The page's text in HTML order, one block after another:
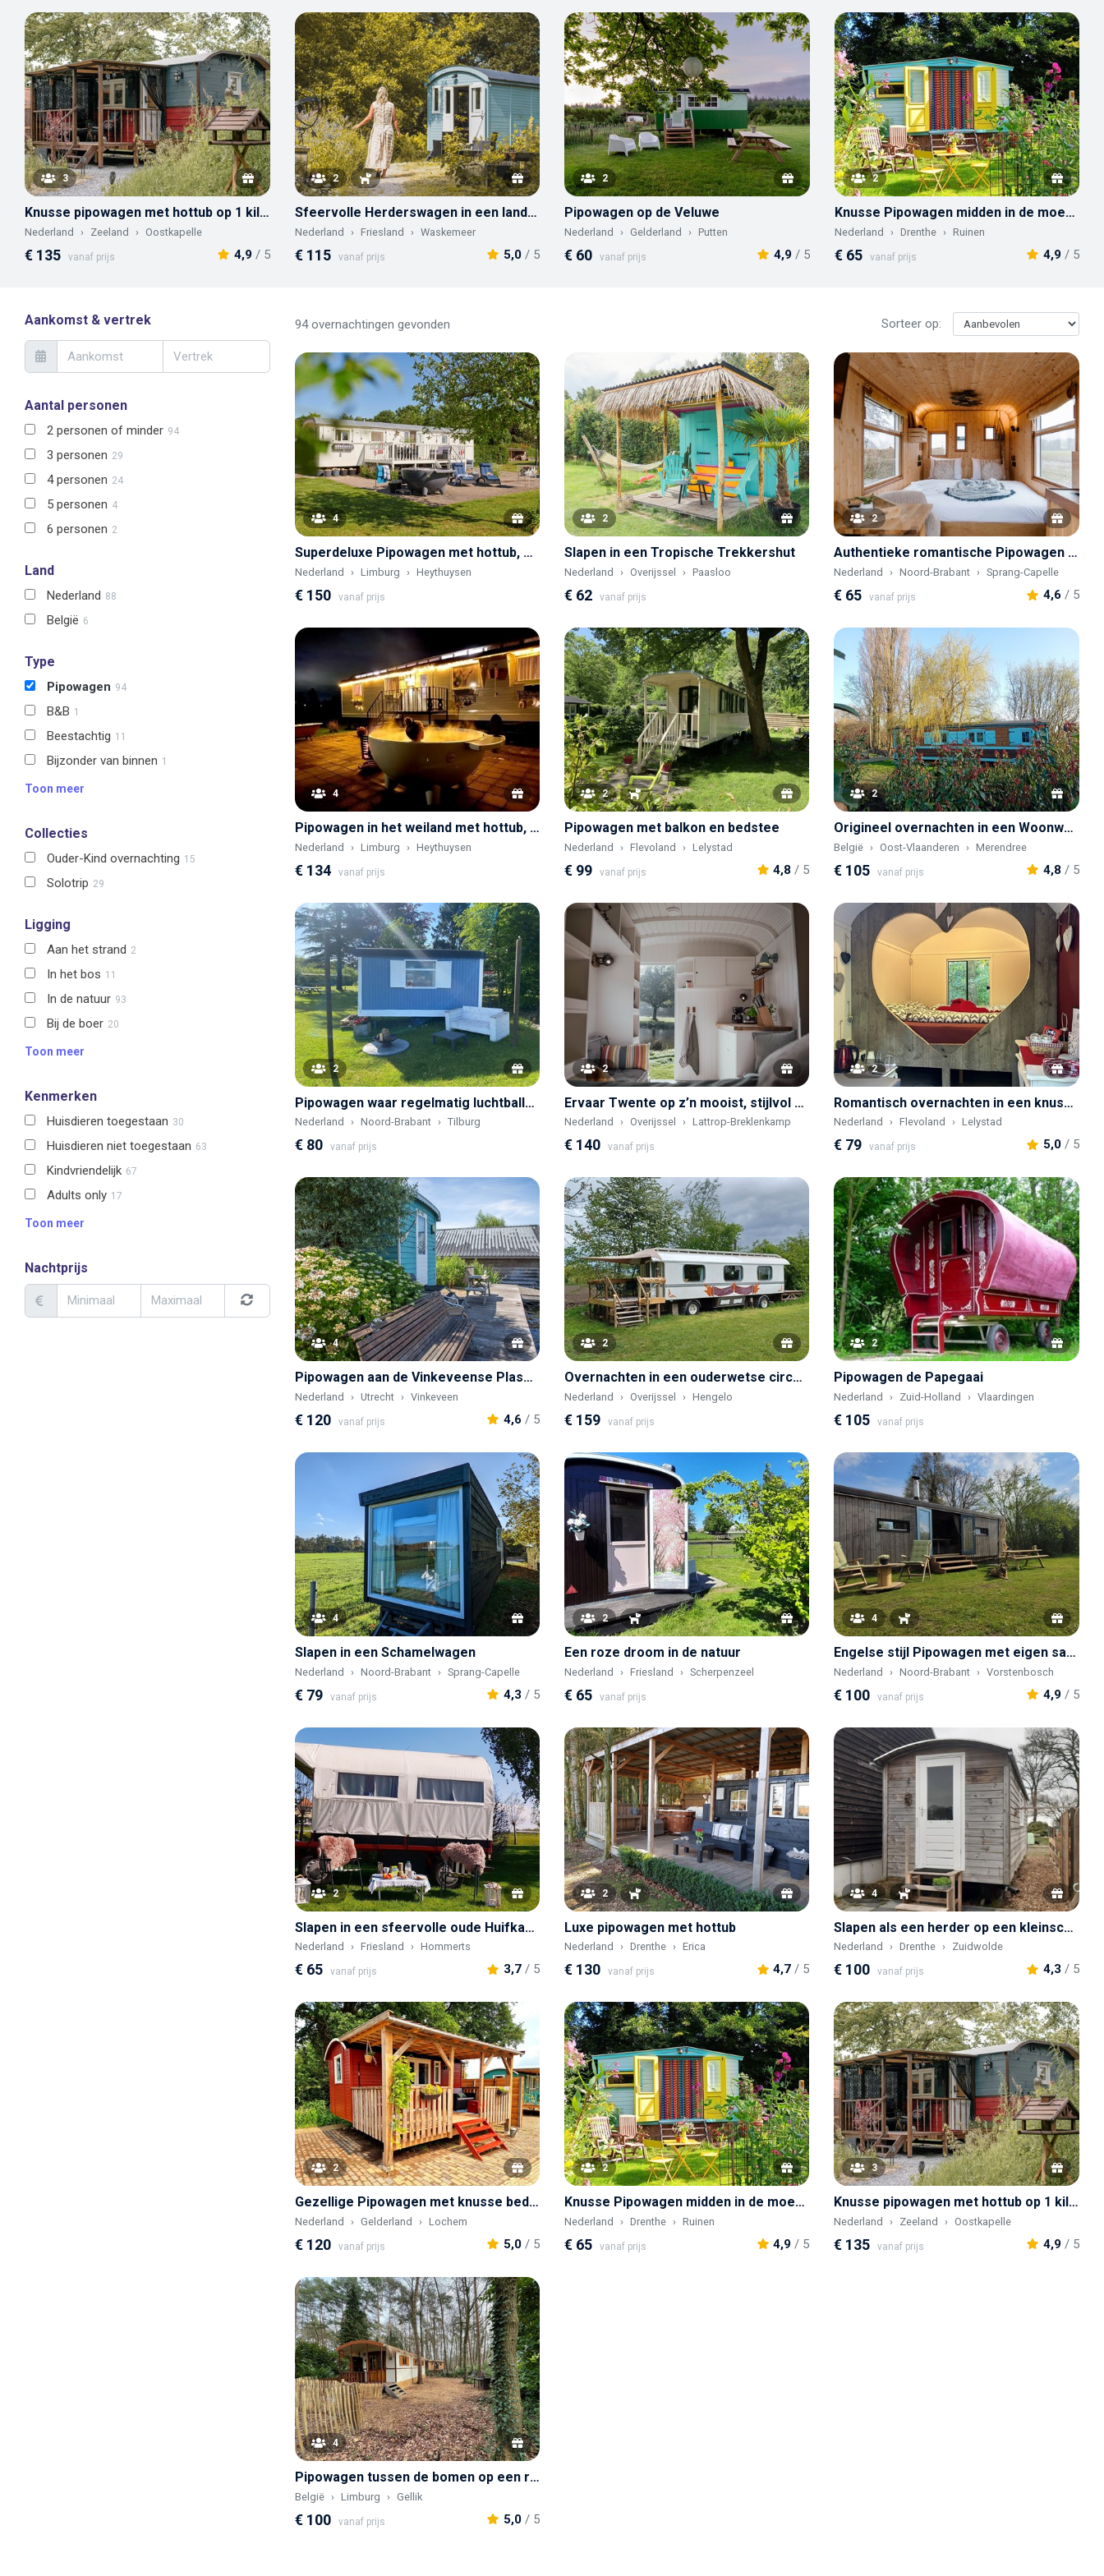
3
Knusse pipowagen met hottub op 1 kilometer van het strand
Nederland Zeeland Oostkapelle
€ 135 vanaf prijs 4,9/ 5
2
Sfeervolle Herderswagen in een landschapstuin
Nederland Friesland Waskemeer
€ 115 vanaf prijs 5,0 / 5
2
Pipowagen op de Veluwe
Nederland Gelderland Putten
€ 60 vanaf prijs 4,9/ 5
2
Knusse Pipowagen midden in de moestuin
Nederland Drenthe Ruinen
€ 65 vanaf prijs 4,9 / 5
Aankomst & vertrek
Aantal personen
2 personen of minder 94
3 personen 29
4 personen 24
5 personen 4
6 personen 2
Land
Nederland 88
België 6
Type
Pipowagen 94
B&B 1
Beestachtig 11
Bijzonder van binnen 1
Toon meer
Collecties
Ouder-Kind overnachting 15
Solotrip 29
Ligging
Aan het strand 2
In het bos 11
In de natuur 93
Bij de boer 20
Toon meer
Kenmerken
Huisdieren toegestaan 30
Huisdieren niet toegestaan 63
Kindvriendelijk 67
Adults only 17
Toon meer
Nachtprijs
Sorteer op:
94 overnachtingen gevonden
4
Superdeluxe Pipowagen met hottub, zwembad, airco & verwarming
Nederland Limburg Heythuysen
€ 150 vanaf prijs
2
Slapen in een Tropische Trekkershut
Nederland Overijssel Paasloo
€ 62 vanaf prijs
2
Authentieke romantische Pipowagen in een voormalig Frietkot
Nederland Noord-Brabant Sprang-Capelle
€ 65 vanaf prijs 4,6 / 5
4
Pipowagen in het weiland met hottub, zwembad, airco & verwarming
Nederland Limburg Heythuysen
€ 134 vanaf prijs
2
Pipowagen met balkon en bedstee
Nederland Flevoland Lelystad
€ 99 vanaf prijs 4,8 / 5
2
Origineel overnachten in een Woonwagen in het groen
België Oost-Vlaanderen Merendree
€ 105 vanaf prijs 4,8 / 5
2
Pipowagen waar regelmatig luchtballonnen opstijgen vanaf het naastgelegen opstijgveld
Nederland Noord-Brabant Tilburg
€ 80 vanaf prijs
2
Ervaar Twente op z’n mooist, stijlvol onthaasten in het groen
Nederland Overijssel Lattrop-Breklenkamp
€ 140 vanaf prijs
2
Romantisch overnachten in een knusse Pipowagen met een hartvormige bedstee
Nederland Flevoland Lelystad
€ 79 vanaf prijs 5,0/ 5
4
Pipowagen aan de Vinkeveense Plassen
Nederland Utrecht Vinkeveen
€ 120 vanaf prijs 4,6 / 5
2
Overnachten in een ouderwetse circuswagen
Nederland Overijssel Hengelo
€ 159 vanaf prijs
2
Pipowagen de Papegaai
Nederland Zuid-Holland Vlaardingen
€ 105 vanaf prijs
4
Slapen in een Schamelwagen
Nederland Noord-Brabant Sprang-Capelle
€ 79 vanaf prijs 4,3 / 5
2
Een roze droom in de natuur
Nederland Friesland Scherpenzeel
€ 65 vanaf prijs
4
Engelse stijl Pipowagen met eigen sanitair
Nederland Noord-Brabant Vorstenbosch
€ 100 vanaf prijs 4,9/ 5
2
Slapen in een sfeervolle oude Huifkar bij Sneek
Nederland Friesland Hommerts
€ 65 vanaf prijs 3,7/ 5
2
Luxe pipowagen met hottub
Nederland Drenthe Erica
€ 130 vanaf prijs 4,7 / 5
4
Slapen als een herder op een kleinschalige geiten- en schapenboerderij
Nederland Drenthe Zuidwolde
€ 100 vanaf prijs 4,3 / 5
2
Gezellige Pipowagen met knusse bedstee
Nederland Gelderland Lochem
€ 120 vanaf prijs 5,0/ 5
2
Knusse Pipowagen midden in de moestuin
Nederland Drenthe Ruinen
€ 65 vanaf prijs 4,9 / 5
3
Knusse pipowagen met hottub op 1 kilometer van het strand
Nederland Zeeland Oostkapelle
€ 135 vanaf prijs 4,9/ 5
4
Pipowagen tussen de bomen op een ruim perceel vlakbij Maastricht
België Limburg Gellik
€ 100 vanaf prijs 5,0/ 5